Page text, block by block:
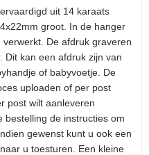
uit 14 karaats
groot. In de hanger
De afdruk graveren
Dit kan een afdruk zijn van
of babyvoetje. De
uploaden of per post
post wilt aanleveren
bestelling de instructies om
gewenst kunt u ook een
u toesturen. Een kleine